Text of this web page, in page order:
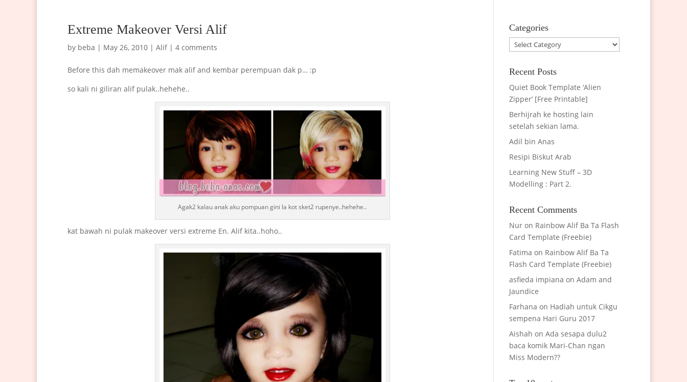
Extreme Makeover Versi Alif
by beba | May 26, 2010 | Alif| 4 comments
Before this dah memakeover mak alif and kembar perempuan dak p… :p
so kali ni giliran alif pulak..hehehe..
Agak2 kalau anak aku pompuan gini la kot sket2 rupenye..hehehe..
kat bawah ni pulak makeover versi extreme En. Alif kita..hoho..
Categories
Categories
Recent Posts
Quiet Book Template ‘Alien
Zipper’ [Free Printable]
Berhijrah ke hosting lain
setelah sekian lama.
Adil bin Anas
Resipi Biskut Arab
Learning New Stuff – 3D
Modelling : Part 2.
Recent Comments
Nur on Rainbow Alif Ba Ta Flash
Card Template (Freebie)
Fatima on Rainbow Alif Ba Ta
Flash Card Template (Freebie)
asfieda impiana onAdam and
Jaundice
Farhana on Hadiah untuk Cikgu
sempena Hari Guru 2017
Aishah onAda sesapa dulu2
baca komik Mari-Chan ngan
Miss Modern??